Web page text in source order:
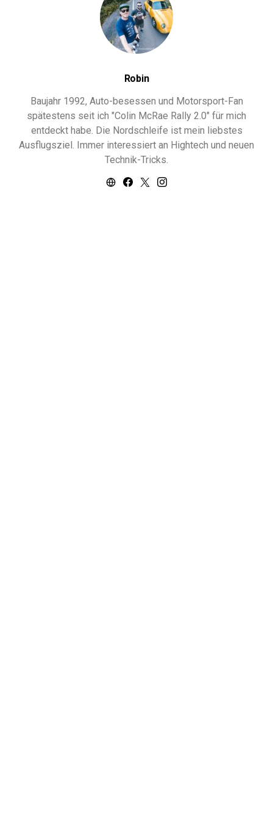
Robin
Baujahr 1992, Auto-besessen und Motorsport-Fan
spätestens seit ich "Colin McRae Rally 2.0" für mich
entdeckt habe. Die Nordschleife ist mein liebstes
Ausflugsziel. Immer interessiert an Hightech und neuen
Technik-Tricks.